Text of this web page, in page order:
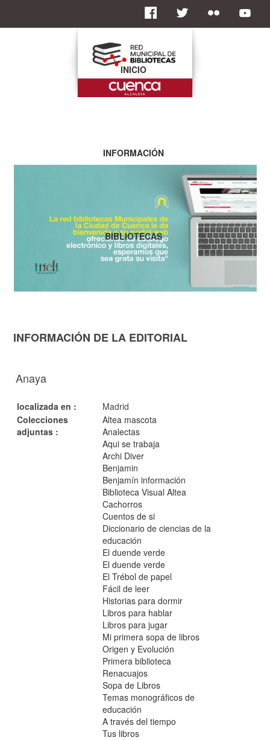
INFORMACIÓN DE LA EDITORIAL
Anaya
localizada en :
Madrid
Colecciones
adjuntas :
Altea mascota
Analectas
Aqui se trabaja
Archi Diver
Benjamin
Benjamín información
Biblioteca Visual Altea
Cachorros
Cuentos de si
Diccionario de ciencias de la
educación
El duende verde
El duende verde
El Trébol de papel
Fácil de leer
Historias para dormir
Libros para hablar
Libros para jugar
Mi primera sopa de libros
Origen y Evolución
Primera biblioteca
Renacuajos
Sopa de Libros
Temas monográficos de
educación
A través del tiempo
Tus libros
INICIO
INFORMACIÓN
BIBLIOTECAS